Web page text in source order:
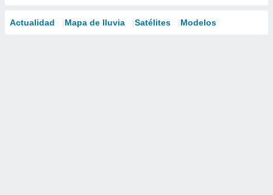
Actualidad Mapa de lluvia Satélites Modelos